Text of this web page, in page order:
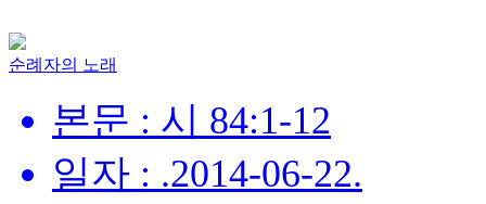
순례자의 노래
본문 : 시 84:1-12
일자 : .2014-06-22.